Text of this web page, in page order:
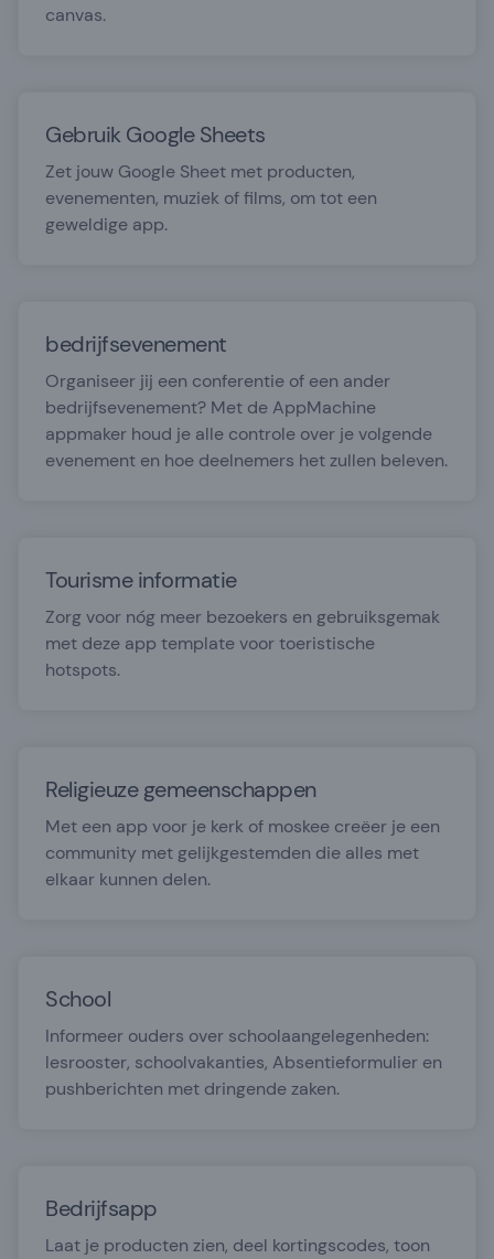
canvas.
Gebruik Google Sheets
Zet jouw Google Sheet met producten,
evenementen, muziek of films, om tot een
geweldige app.
bedrijfsevenement
Organiseer jij een conferentie of een ander
bedrijfsevenement? Met de AppMachine
appmaker houd je alle controle over je volgende
evenement en hoe deelnemers het zullen beleven.
Tourisme informatie
Zorg voor nóg meer bezoekers en gebruiksgemak
met deze app template voor toeristische
hotspots.
Religieuze gemeenschappen
Met een app voor je kerk of moskee creëer je een
community met gelijkgestemden die alles met
elkaar kunnen delen.
School
Informeer ouders over schoolaangelegenheden:
lesrooster, schoolvakanties, Absentieformulier en
pushberichten met dringende zaken.
Bedrijfsapp
Laat je producten zien, deel kortingscodes, toon